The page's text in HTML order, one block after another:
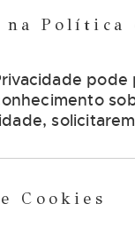
na Política
Cookies